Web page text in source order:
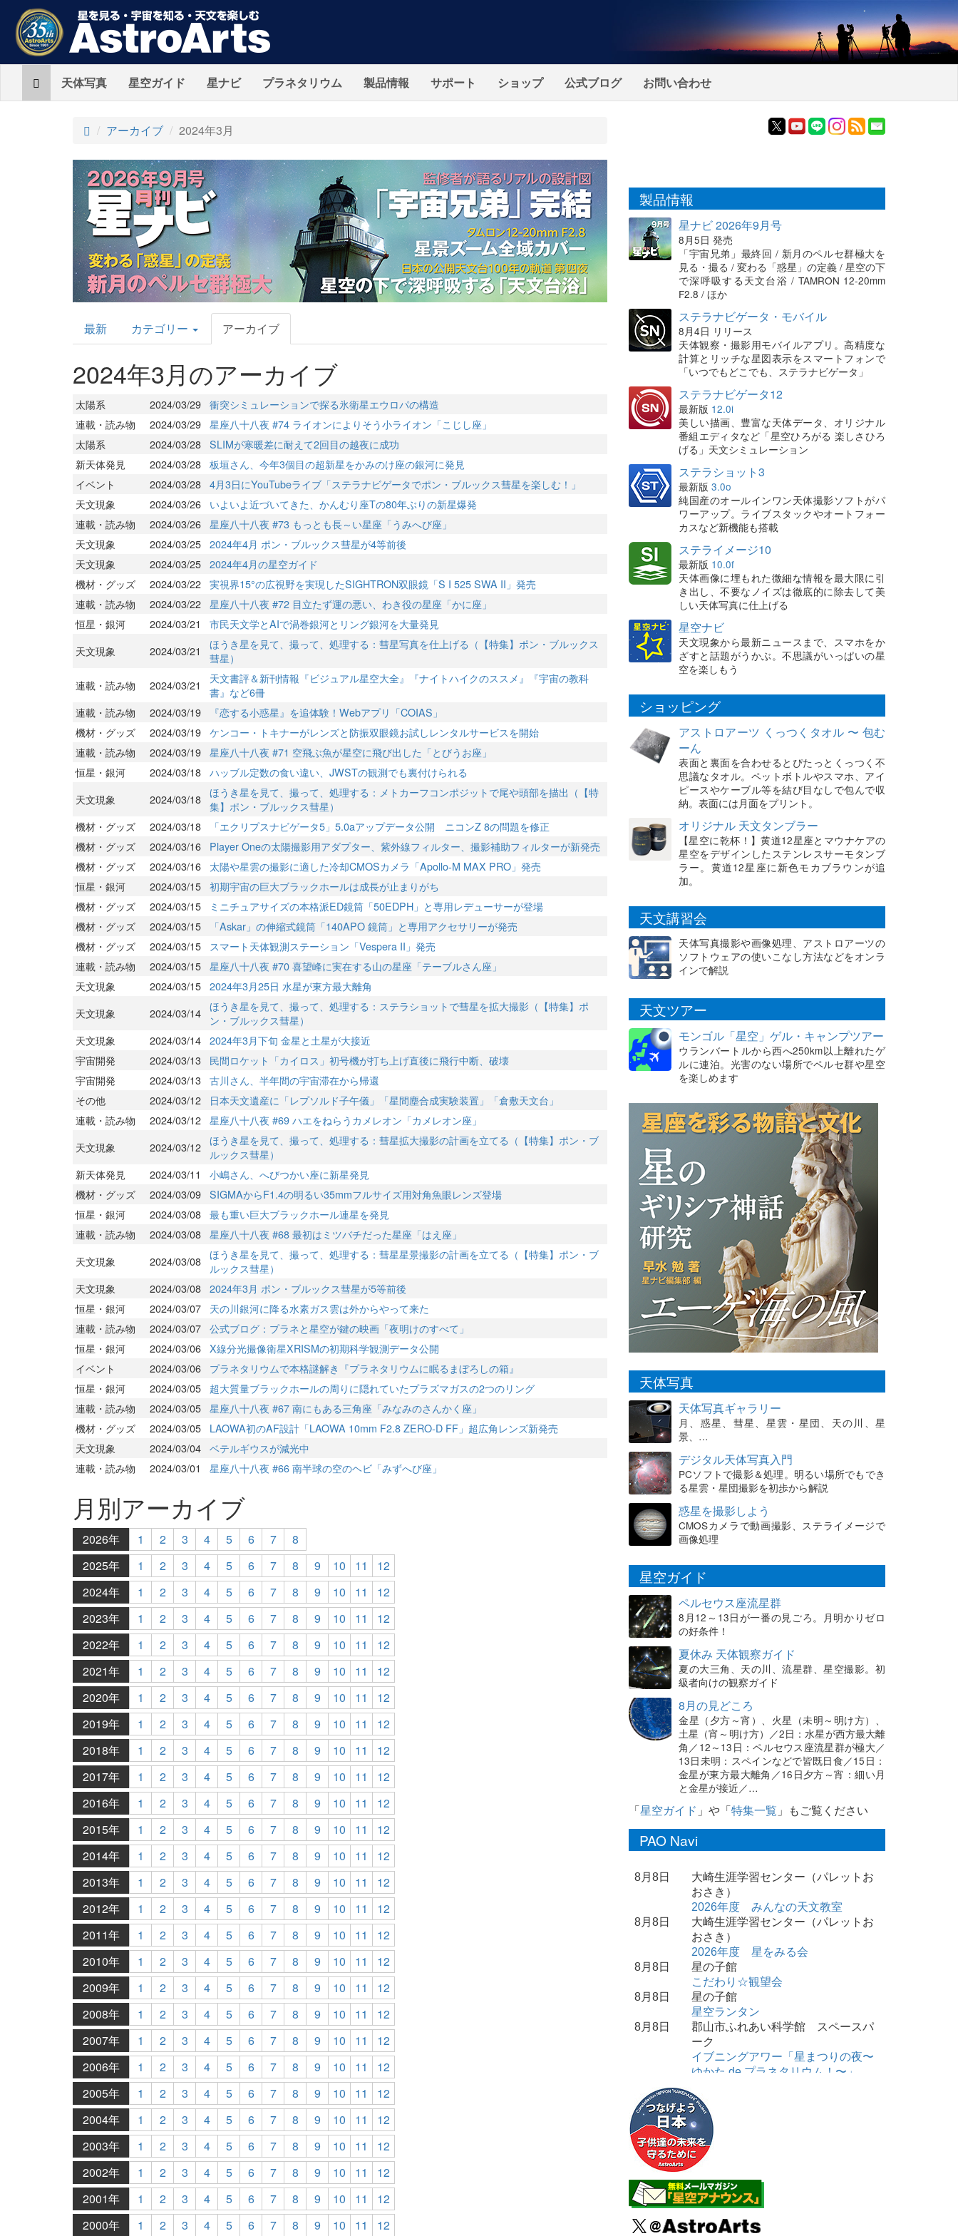
Home天体写真 星空ガイド 星ナビ プラネタリウム 製品情報 サポート ショップ 公式ブログ お問い合わせ
アーカイブ 2024年3月
AstroArts
Topics
最新 カテゴリー アーカイブ
2024年3月のアーカイブ
太陽系 2024/03/29 衝突シミュレーションで探る氷衛星エウロパの構造
連載・読み物
2024/03/29 星座八十八夜 #74 ライオンによりそう小ライオン「こじし座」
太陽系
2024/03/28 SLIMが寒暖差に耐えて2回目の越夜に成功
新天体発見
2024/03/28 板垣さん、今年3個目の超新星をかみのけ座の銀河に発見
イベント
2024/03/28 4月3日にYouTubeライブ「ステラナビゲータでポン・ブルックス彗星を楽しむ！」
天文現象
2024/03/26
いよいよ近づいてきた、かんむり座Tの80年ぶりの新星爆発
連載・読み物
2024/03/26 星座八十八夜 #73 もっとも長～い星座「うみへび座」
天文現象
2024/03/25 2024年4月 ポン・ブルックス彗星が4等前後
天文現象
2024/03/25 2024年4月の星空ガイド
機材・グッズ
2024/03/22 実視界15°の広視野を実現したSIGHTRON双眼鏡「S I 525 SWA II」発売
連載・読み物
2024/03/22 星座八十八夜 #72 目立たず運の悪い、わき役の星座「かに座」
恒星・銀河
2024/03/21
市民天文学とAIで渦巻銀河とリング銀河を大量発見
天文現象
2024/03/21
ほうき星を見て、撮って、処理する：彗星写真を仕上げる（【特集】ポン・ブルックス
彗星）
連載・読み物
2024/03/21
天文書評＆新刊情報『ビジュアル星空大全』『ナイトハイクのススメ』『宇宙の教科
書』など6冊
連載・読み物
2024/03/19
『恋する小惑星』を追体験！Webアプリ「COIAS」
機材・グッズ
2024/03/19 ケンコー・トキナーがレンズと防振双眼鏡お試しレンタルサービスを開始
連載・読み物
2024/03/19 星座八十八夜 #71 空飛ぶ魚が星空に飛び出した「とびうお座」
恒星・銀河
2024/03/18 ハッブル定数の食い違い、JWSTの観測でも裏付けられる
天文現象
2024/03/18 ほうき星を見て、撮って、処理する：メトカーフコンポジットで尾や頭部を描出（【特
集】ポン・ブルックス彗星）
機材・グッズ
2024/03/18
「エクリプスナビゲータ5」5.0aアップデータ公開 ニコンZ 8の問題を修正
機材・グッズ
2024/03/16
Player Oneの太陽撮影用アダプター、紫外線フィルター、撮影補助フィルターが新発売
機材・グッズ
2024/03/16
太陽や星雲の撮影に適した冷却CMOSカメラ「Apollo-M MAX PRO」発売
恒星・銀河
2024/03/15 初期宇宙の巨大ブラックホールは成長が止まりがち
機材・グッズ
2024/03/15
ミニチュアサイズの本格派ED鏡筒「50EDPH」と専用レデューサーが登場
機材・グッズ
2024/03/15
「Askar」の伸縮式鏡筒「140APO 鏡筒」と専用アクセサリーが発売
機材・グッズ
2024/03/15
スマート天体観測ステーション「Vespera II」発売
連載・読み物
2024/03/15 星座八十八夜 #70 喜望峰に実在する山の星座「テーブルさん座」
天文現象
2024/03/15 2024年3月25日 水星が東方最大離角
天文現象
2024/03/14 ほうき星を見て、撮って、処理する：ステラショットで彗星を拡大撮影（【特集】ポ
ン・ブルックス彗星）
天文現象
2024/03/14 2024年3月下旬 金星と土星が大接近
宇宙開発
2024/03/13
民間ロケット「カイロス」初号機が打ち上げ直後に飛行中断、破壊
宇宙開発
2024/03/13 古川さん、半年間の宇宙滞在から帰還
その他
2024/03/12
日本天文遺産に「レプソルド子午儀」「星間塵合成実験装置」「倉敷天文台」
連載・読み物
2024/03/12 星座八十八夜 #69 ハエをねらうカメレオン「カメレオン座」
天文現象
2024/03/12 ほうき星を見て、撮って、処理する：彗星拡大撮影の計画を立てる（【特集】ポン・ブ
ルックス彗星）
新天体発見
2024/03/11
小嶋さん、へびつかい座に新星発見
機材・グッズ
2024/03/09 SIGMAからF1.4の明るい35mmフルサイズ用対角魚眼レンズ登場
恒星・銀河
2024/03/08 最も重い巨大ブラックホール連星を発見
連載・読み物
2024/03/08 星座八十八夜 #68 最初はミツバチだった星座「はえ座」
天文現象
2024/03/08 ほうき星を見て、撮って、処理する：彗星星景撮影の計画を立てる（【特集】ポン・ブ
ルックス彗星）
天文現象
2024/03/08 2024年3月 ポン・ブルックス彗星が5等前後
恒星・銀河
2024/03/07
天の川銀河に降る水素ガス雲は外からやって来た
連載・読み物
2024/03/07 公式ブログ：プラネと星空が鍵の映画「夜明けのすべて」
恒星・銀河
2024/03/06 X線分光撮像衛星XRISMの初期科学観測データ公開
イベント
2024/03/06
プラネタリウムで本格謎解き『プラネタリウムに眠るまぼろしの箱』
恒星・銀河
2024/03/05
超大質量ブラックホールの周りに隠れていたプラズマガスの2つのリング
連載・読み物
2024/03/05 星座八十八夜 #67 南にもある三角座「みなみのさんかく座」
機材・グッズ
2024/03/05
LAOWA初のAF設計「LAOWA 10mm F2.8 ZERO-D FF」超広角レンズ新発売
天文現象
2024/03/04 ベテルギウスが減光中
連載・読み物
2024/03/01 星座八十八夜 #66 南半球の空のヘビ「みずへび座」
月別アーカイブ
2026年 1 2 3 4 5 6 7
8
2025年
1 2 3 4 5 6 7 8 9 10 11
12
2024年
1 2 3 4 5 6 7 8 9 10 11
12
2023年
1 2 3 4 5 6 7 8 9 10 11
12
2022年
1 2 3 4 5 6 7 8 9 10 11
12
2021年
1 2 3 4 5 6 7 8 9 10 11
12
2020年
1 2 3 4 5 6 7 8 9 10 11
12
2019年
1 2 3 4 5 6 7 8 9 10 11
12
2018年
1 2 3 4 5 6 7 8 9 10 11
12
2017年
1 2 3 4 5 6 7 8 9 10 11
12
2016年
1 2 3 4 5 6 7 8 9 10 11
12
2015年
1 2 3 4 5 6 7 8 9 10 11
12
2014年
1 2 3 4 5 6 7 8 9 10 11
12
2013年
1 2 3 4 5 6 7 8 9 10 11
12
2012年
1 2 3 4 5 6 7 8 9 10 11
12
2011年
1 2 3 4 5 6 7 8 9 10 11
12
2010年
1 2 3 4 5 6 7 8 9 10 11
12
2009年
1 2 3 4 5 6 7 8 9 10 11
12
2008年
1 2 3 4 5 6 7 8 9 10 11
12
2007年
1 2 3 4 5 6 7 8 9 10 11
12
2006年
1 2 3 4 5 6 7 8 9 10 11
12
2005年
1 2 3 4 5 6 7 8 9 10 11
12
2004年
1 2 3 4 5 6 7 8 9 10 11
12
2003年
1 2 3 4 5 6 7 8 9 10 11
12
2002年
1 2 3 4 5 6 7 8 9 10 11
12
2001年
1 2 3 4 5 6 7 8 9 10 11
12
2000年
1 2 3 4 5 6 7 8 9 10 11 12
製品情報
星ナビ 2026年9月号
8月5日 発売
「宇宙兄弟」最終回 / 新月のペルセ群極大を
見る・撮る / 変わる「惑星」の定義 / 星空の下
で深呼吸する天文台浴 / TAMRON 12-20mm
F2.8 / ほか
ステラナビゲータ・モバイル
8月4日 リリース
天体観察・撮影用モバイルアプリ。高精度な
計算とリッチな星図表示をスマートフォンで
「いつでもどこでも、ステラナビゲータ」
ステラナビゲータ12
最新版 12.0i
美しい描画、豊富な天体データ、オリジナル
番組エディタなど「星空ひろがる 楽しさひろ
げる」天文シミュレーション
ステラショット3
最新版 3.0o
純国産のオールインワン天体撮影ソフトがパ
ワーアップ。ライブスタックやオートフォー
カスなど新機能も搭載
ステライメージ10
最新版 10.0f
天体画像に埋もれた微細な情報を最大限に引
き出し、不要なノイズは徹底的に除去して美
しい天体写真に仕上げる
星空ナビ
天文現象から最新ニュースまで、スマホをか
ざすと話題がうかぶ。不思議がいっぱいの星
空を楽しもう
ショッピング
アストロアーツ くっつくタオル 〜 包む
ーん
表面と裏面を合わせるとぴたっとくっつく不
思議なタオル。ペットボトルやスマホ、アイ
ピースやケーブル等を結び目なしで包んで収
納。表面には月面をプリント。
オリジナル 天文タンブラー
【星空に乾杯！】黄道12星座とマウナケアの
星空をデザインしたステンレスサーモタンブ
ラー。黄道12星座に新色モカブラウンが追
加。
天文講習会
天体写真撮影や画像処理、アストロアーツの
ソフトウェアの使いこなし方法などをオンラ
インで解説
天文ツアー
モンゴル「星空」ゲル・キャンプツアー
ウランバートルから西へ250km以上離れたゲ
ルに連泊。光害のない場所でペルセ群や星空
を楽しめます
天体写真
天体写真ギャラリー
月、惑星、彗星、星雲・星団、天の川、星
景、…
デジタル天体写真入門
PCソフトで撮影＆処理。明るい場所でもでき
る星雲・星団撮影を初歩から解説
惑星を撮影しよう
CMOSカメラで動画撮影、ステライメージで
画像処理
星空ガイド
ペルセウス座流星群
8月12～13日が一番の見ごろ。月明かりゼロ
の好条件！
夏休み 天体観察ガイド
夏の大三角、天の川、流星群、星空撮影。初
級者向けの観察ガイド
8月の見どころ
金星（夕方～宵）、火星（未明～明け方）、
土星（宵～明け方）／2日：水星が西方最大離
角／12～13日：ペルセウス座流星群が極大／
13日未明：スペインなどで皆既日食／15日：
金星が東方最大離角／16日夕方～宵：細い月
と金星が接近／…
「星空ガイド 」や「特集一覧 」もご覧ください
PAO Navi